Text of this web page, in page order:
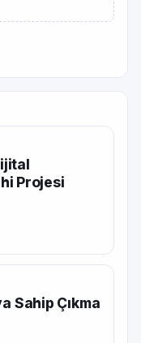
Projesi
Sahip Çıkma